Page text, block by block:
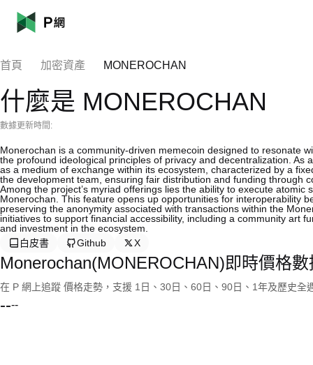
首頁 加密資產 MONEROCHAN
什麼是 MONEROCHAN
數據更新時間:
Monerochan is a community-driven memecoin designed to resonate
the profound ideological principles of privacy and decentralization.
as a medium of exchange within its ecosystem, characterized by a
the development team, ensuring fair distribution and funding through
Among the project’s myriad offerings lies the ability to execute
Monerochan. This feature opens up opportunities for interoperability
preserving the anonymity associated with transactions within the
initiatives to support financial accessibility, including a community art
and investment in the ecosystem.
白皮書
Github X
Monerochan(MONEROCHAN)即時價格數
在 P 網上追蹤 價格走勢，支援 1日、30日、60日、90日、1年及歷史全
----